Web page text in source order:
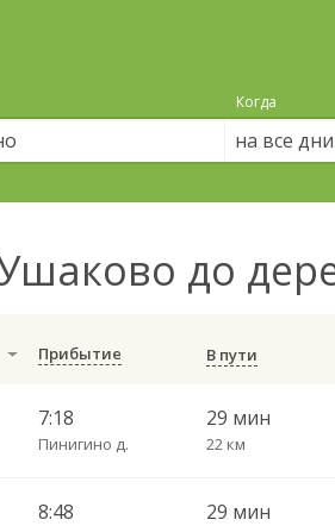
Когда
на все дни
до
Прибытие В пути
7:18
Пинигино д.
29 мин
22 км
8:48 29 мин